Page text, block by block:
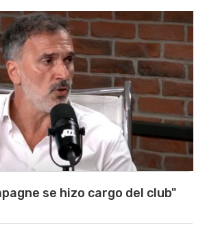
se hizo cargo del club"